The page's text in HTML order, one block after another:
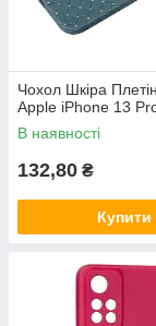
Чохол Шкіра
Apple iPhone 13
В наявності
132,80 ₴
Купити